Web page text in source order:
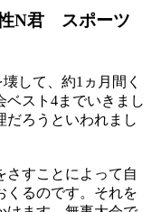
N君 スポーツ
して、約1ヵ月間く
ベスト4までいきまし
だろうといわれまし
さすことによって自
くるのです。それを